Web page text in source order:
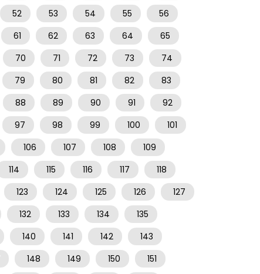
52 53 54 55
56
61 62 63 64
65
70 71 72 73
74
79 80 81 82
83
88 89 90 91
92
97 98 99 100
101
106 107 108
109
114 115 116 117
118
123 124 125 126
127
132 133 134
135
140 141 142
143
148 149 150
151